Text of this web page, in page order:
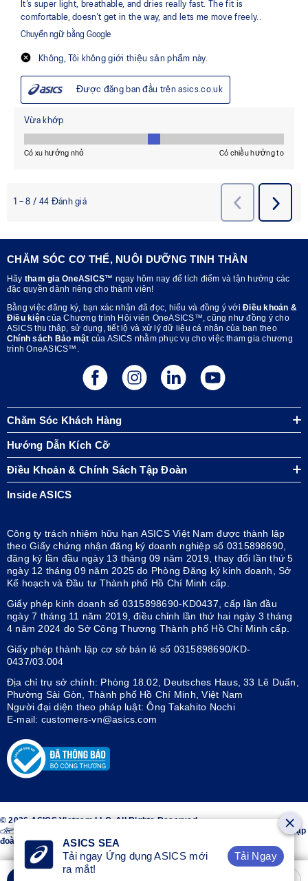
CHĂM SÓC CƠ THỂ, NUÔI DƯỠNG TINH THẦN
Hãy tham gia OneASICS™ ngay hôm nay để tích điểm và tận hưởng các
đặc quyền dành riêng cho thành viên!
Bằng việc đăng ký, bạn xác nhận đã đọc, hiểu và đồng ý với Điều khoản &
Điều kiện của Chương trình Hội viên OneASICS™, cũng như đồng ý cho
ASICS thu thập, sử dụng, tiết lộ và xử lý dữ liệu cá nhân của bạn theo
Chính sách Bảo mật của ASICS nhằm phục vụ cho việc tham gia chương
trình OneASICS™.
Chăm Sóc Khách Hàng
Hướng Dẫn Kích Cỡ
Điều Khoản & Chính Sách Tập Đoàn
Inside ASICS
Công ty trách nhiệm hữu hạn ASICS Việt Nam được thành lập
theo Giấy chứng nhận đăng ký doanh nghiệp số 0315898690,
đăng ký lần đầu ngày 13 tháng 09 năm 2019, thay đổi lần thứ 5
ngày 12 tháng 09 năm 2025 do Phòng Đăng ký kinh doanh, Sở
Kế hoạch và Đầu tư Thành phố Hồ Chí Minh cấp.
Giấy phép kinh doanh số 0315898690-KD0437, cấp lần đầu
ngày 7 tháng 11 năm 2019, điều chỉnh lần thứ hai ngày 3 tháng
4 năm 2024 do Sở Công Thương Thành phố Hồ Chí Minh cấp.
Giấy phép thành lập cơ sở bán lẻ số 0315898690/KD-
0437/03.004
Địa chỉ trụ sở chính: Phòng 18.02, Deutsches Haus, 33 Lê Duẩn,
Phường Sài Gòn, Thành phố Hồ Chí Minh, Việt Nam
Người đại diện theo pháp luật: Ông Takahito Nochi
E-mail: customers-vn@asics.com
© 2026 ASICS Vietnam LLC. All Rights Reserved.
Thiết kế sọc trên hai bên giày ASICS® là nhãn hiệu đã đăng ký của Tập
đoàn ASICS.
ASICS SEA
Tải ngay Ứng dụng ASICS mới
ra mắt!
Tải Ngay